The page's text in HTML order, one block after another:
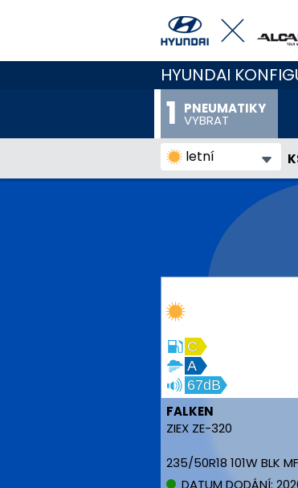
HYUNDAI
PNEUMATIKY
VYBRAT
letní
C
A
67dB
FALKEN
ZIEX ZE-320
DATUM DODÁNÍ: